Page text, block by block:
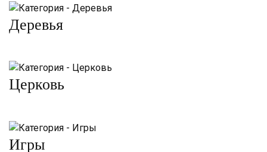
Деревья
Церковь
Игры